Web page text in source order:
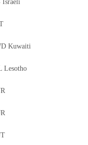
Israeli
Kuwaiti
Lesotho